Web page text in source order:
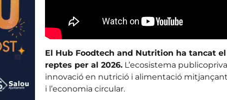
El Hub Foodtech and Nutrition ha tancat
reptes per al 2026.L’ecosistema
innovació en nutrició i alimentació
i l’economia circular.